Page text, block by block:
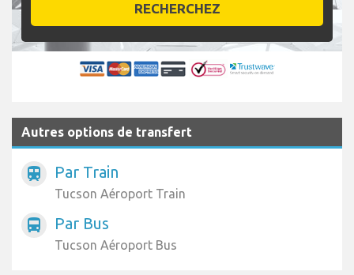
RECHERCHEZ
Autres options de transfert
train Par Train
Tucson Aéroport Train
directions_bus Par Bus
Tucson Aéroport Bus